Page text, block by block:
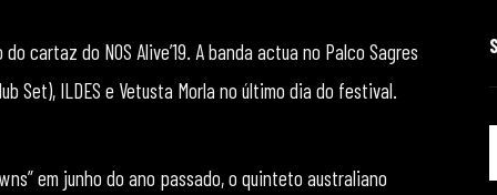
cartaz do NOS Alive’19. A banda actua no Palco Sagres
Set), ILDES e Vetusta Morla no último dia do festival.
em junho do ano passado, o quinteto australiano